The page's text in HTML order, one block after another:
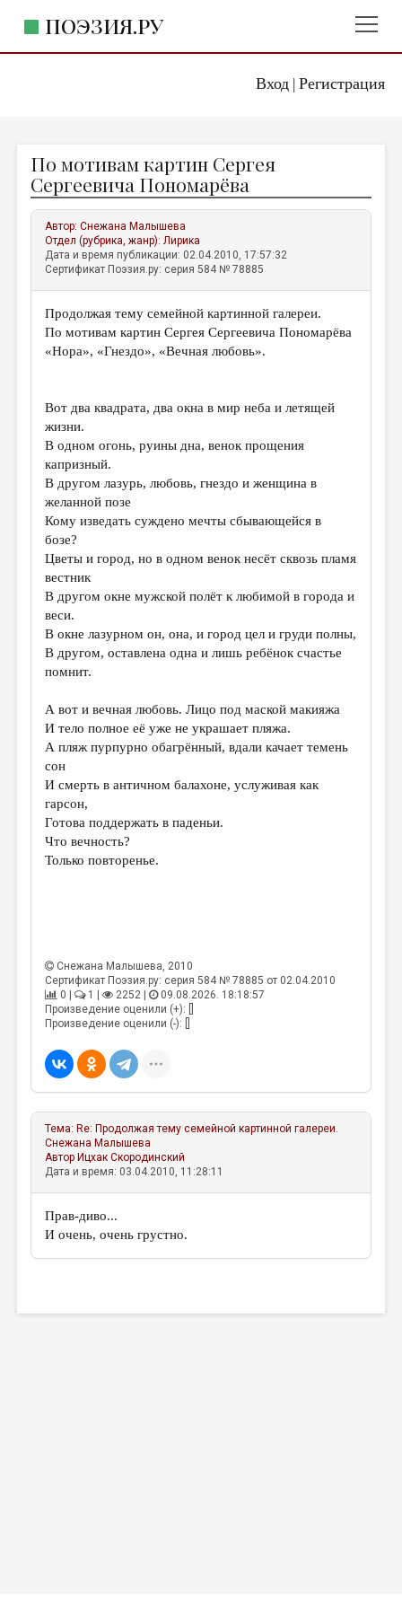
Вход| Регистрация
ПОЭЗИЯ.РУ
ЖАНРЫ
АВТОРЫ
КОММЕНТАРИИ
ЛИТСАЛОН
ПРАВИЛА САЙТА
ДАЙДЖЕСТ
ПРОИЗВЕДЕНИЯ
ПЕРЕВОДЫ
КОНКУРСЫ
ДЕТСКАЯ КОМНАТА
КНИЖНАЯ ПОЛКА
ОБЗОР ЛИТЕРАТУРЫ
СТРАНИЦЫ ПАМЯТИ
ОБЪЯВЛЕНИЯ
РЕДКОЛЛЕГИЯ
ОТ РЕДАКЦИИ
МАЛАЯ ПРОЗА
ЭССЕИСТИКА
ЛИТЕРАТУРОВЕДЕНИЕ
РЕЦЕНЗИРОВАНИЕ
ЦИКЛЫ ПУБЛИКАЦИЙ
ТРЕДИАКОВСКИЙ
МЕДИА
ВКОНТАКТЕ
По мотивам картин Сергея
Сергеевича Пономарёва
Автор:Снежана Малышева
Отдел (рубрика, жанр):Лирика
Дата и время публикации: 02.04.2010, 17:57:32
Сертификат Поэзия.ру: серия 584 № 78885
Продолжая тему семейной картинной галереи.
По мотивам картин Сергея Сергеевича Пономарёва
«Нора», «Гнездо», «Вечная любовь».
Вот два квадрата, два окна в мир неба и летящей
жизни.
В одном огонь, руины дна, венок прощения
капризный.
В другом лазурь, любовь, гнездо и женщина в
желанной позе
Кому изведать суждено мечты сбывающейся в
бозе?
Цветы и город, но в одном венок несёт сквозь пламя
вестник
В другом окне мужской полёт к любимой в города и
веси.
В окне лазурном он, она, и город цел и груди полны,
В другом, оставлена одна и лишь ребёнок счастье
помнит.
А вот и вечная любовь. Лицо под маской макияжа
И тело полное её уже не украшает пляжа.
А пляж пурпурно обагрённый, вдали качает темень
сон
И смерть в античном балахоне, услуживая как
гарсон,
Готова поддержать в паденьи.
Что вечность?
Только повторенье.
Снежана Малышева, 2010
Сертификат Поэзия.ру: серия 584 № 78885 от 02.04.2010
0 |
1 | 2252 |
09.08.2026. 18:18:57
Произведение оценили (+): []
Произведение оценили (-): []
Тема: Re: Продолжая тему семейной картинной галереи.
Снежана Малышева
Автор Ицхак Скородинский
Дата и время: 03.04.2010, 11:28:11
Прав-диво...
И очень, очень грустно.